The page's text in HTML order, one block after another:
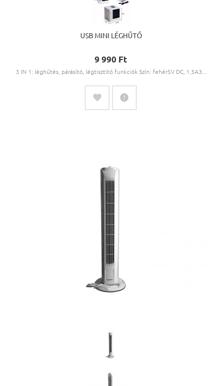
USB MINI LÉGHŰTŐ
9 990 Ft‎
3 IN 1: léghűtés, párásító, légtisztító funkciók Szín: fehér5V DC, 1,5A3...